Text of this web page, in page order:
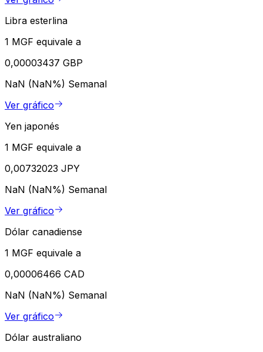
Libra esterlina
1 MGF equivale a
0,00003437 GBP
NaN (NaN%) Semanal
Ver gráfico
Yen japonés
1 MGF equivale a
0,00732023 JPY
NaN (NaN%) Semanal
Ver gráfico
Dólar canadiense
1 MGF equivale a
0,00006466 CAD
NaN (NaN%) Semanal
Ver gráfico
Dólar australiano